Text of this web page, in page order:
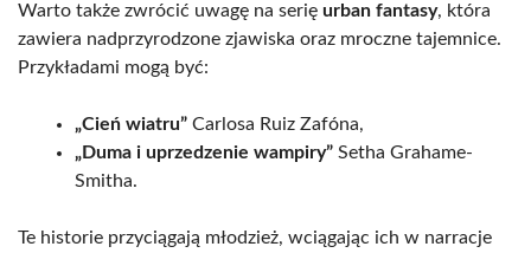
Warto także zwrócić uwagę na serię urban fantasy, która
zawiera nadprzyrodzone zjawiska oraz mroczne tajemnice.
Przykładami mogą być:
„Cień wiatru” Carlosa Ruiz Zafóna,
„Duma i uprzedzenie wampiry” Setha Grahame-
Smitha.
Te historie przyciągają młodzież, wciągając ich w narracje